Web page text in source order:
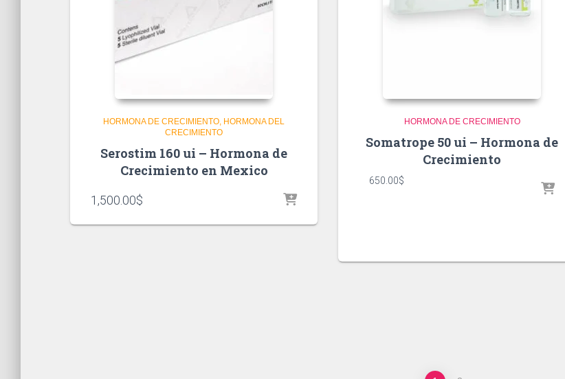
HORMONA DE CRECIMIENTO HORMONA DEL
CRECIMIENTO
Serostim 160 ui – Hormona de
Crecimiento en Mexico
1,500.00$
HORMONA DE CRECIMIENTO
Somatrope 50 ui – Hormona de
Crecimiento
650.00$